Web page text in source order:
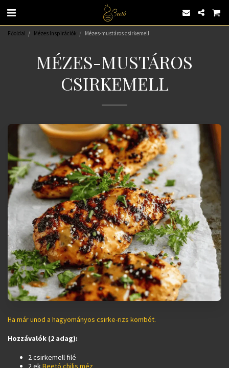
Főoldal Mézes Inspirációk Mézes-mustáros csirkemell
MÉZES-MUSTÁROS
CSIRKEMELL
Ha már unod a hagyományos csirke-rizs kombót.
Hozzávalók (2 adag):
2 csirkemell filé
2 ekBeetó chilis méz